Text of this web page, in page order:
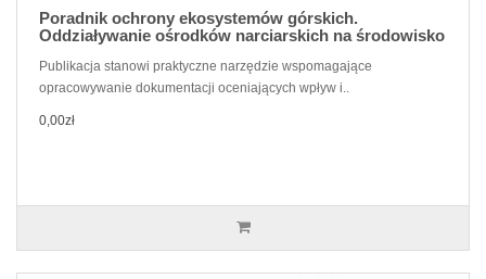
Poradnik ochrony ekosystemów górskich.
Oddziaływanie ośrodków narciarskich na środowisko
Publikacja stanowi praktyczne narzędzie wspomagające
opracowywanie dokumentacji oceniających wpływ i..
0,00zł